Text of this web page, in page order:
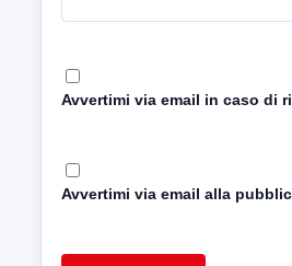
Avvertimi via email in caso di
Avvertimi via email alla